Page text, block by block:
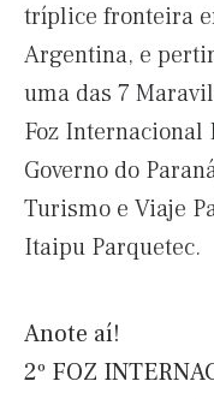
tríplice fronteira
Argentina, e
uma das 7
Foz Internacional
Governo do
Turismo e Viaje
Itaipu Parquetec.
Anote aí!
2º FOZ